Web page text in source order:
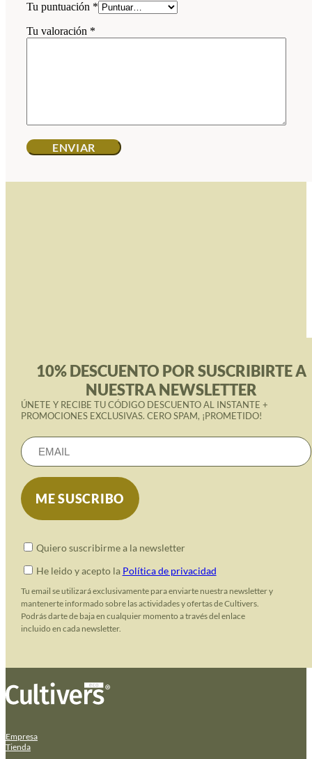
Tu puntuación *
Tu valoración *
10% DESCUENTO POR SUSCRIBIRTE A
NUESTRA NEWSLETTER
ÚNETE Y RECIBE TU CÓDIGO DESCUENTO AL INSTANTE +
PROMOCIONES EXCLUSIVAS. CERO SPAM, ¡PROMETIDO!
Quiero suscribirme a la newsletter
He leido y acepto la Política de privacidad
Tu email se utilizará exclusivamente para enviarte nuestra newsletter y
mantenerte informado sobre las actividades y ofertas de Cultivers.
Podrás darte de baja en cualquier momento a través del enlace
incluido en cada newsletter.
Empresa
Tienda